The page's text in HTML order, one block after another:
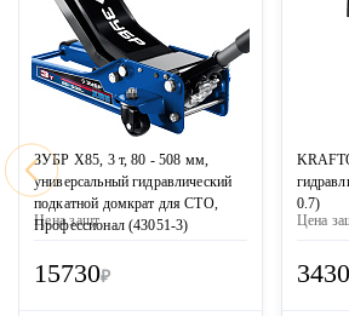
ЗУБР X85, 3 т, 80 - 508 мм,
универсальный гидравлический
подкатной домкрат для СТО,
Профессионал (43051-3)
Цена зашт
15730₽
0.7)
Цена за
3430